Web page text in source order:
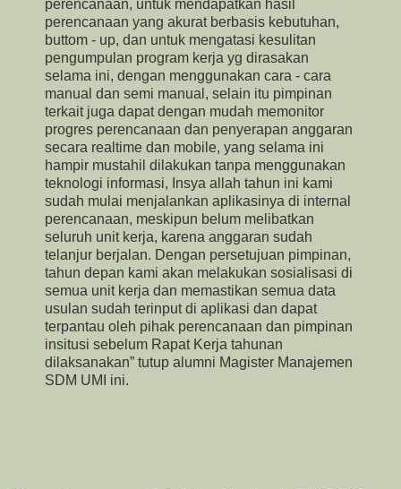
perencanaan, untuk mendapatkan hasil
perencanaan yang akurat berbasis kebutuhan,
buttom - up, dan untuk mengatasi kesulitan
pengumpulan program kerja yg dirasakan
selama ini, dengan menggunakan cara - cara
manual dan semi manual, selain itu pimpinan
terkait juga dapat dengan mudah memonitor
progres perencanaan dan penyerapan anggaran
secara realtime dan mobile, yang selama ini
hampir mustahil dilakukan tanpa menggunakan
teknologi informasi, Insya allah tahun ini kami
sudah mulai menjalankan aplikasinya di internal
perencanaan, meskipun belum melibatkan
seluruh unit kerja, karena anggaran sudah
telanjur berjalan. Dengan persetujuan pimpinan,
tahun depan kami akan melakukan sosialisasi di
semua unit kerja dan memastikan semua data
usulan sudah terinput di aplikasi dan dapat
terpantau oleh pihak perencanaan dan pimpinan
insitusi sebelum Rapat Kerja tahunan
dilaksanakan” tutup alumni Magister Manajemen
SDM UMI ini.